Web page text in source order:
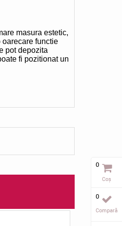
masura estetic,
functie
pot depozita
fi pozitionat un
Coș
0
Compară
0